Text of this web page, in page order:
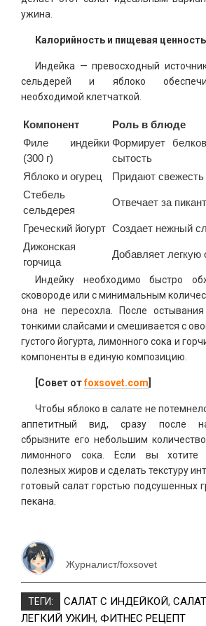
ужина.
Калорийность и пищевая ценность
Индейка — превосходный
сельдерей и яблоко
необходимой клетчаткой.
Компонент
Роль в блюде
Филе индейки
(300 г)
Формирует
сытость
Яблоко и огурец
Придают свежесть
Стебель
сельдерея
Отвечает за
Греческий йогурт Создает нежный
Дижонская
горчица
Добавляет легкую
Индейку необходимо быстро
сковороде или с минимальным
она не пересохла. После
тонкими слайсами и смешивается с
густого йогурта, лимонного сока и
компоненты в единую композицию.
[Совет отfoxsovet.com
Чтобы яблоко в салате не
аппетитный вид, сразу после
сбрызните его небольшим
лимонного сока. Если вы хотите
полезных жиров и сделать текстуру
готовый салат горстью подсушенных
пекана.
Журналист/foxsovet
ТЕГИ: САЛАТ С ИНДЕЙКОЙ,
ЛЕГКИЙ УЖИН, ФИТНЕС РЕЦЕПТ